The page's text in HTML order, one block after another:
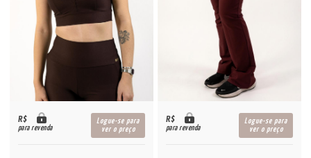
R$
para revenda
Logue-se para
ver o preço
R$
para revenda
Logue-se para
ver o preço